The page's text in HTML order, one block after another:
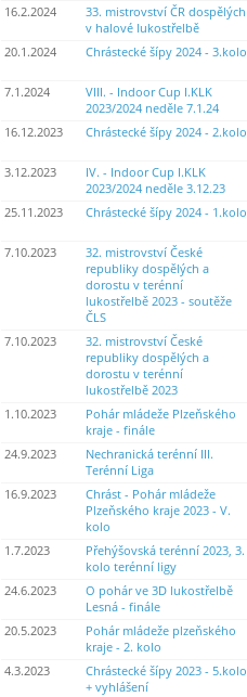
16.2.2024
33. mistrovství ČR dospělých
v halové lukostřelbě
20.1.2024 Chrástecké šípy 2024 - 3.kolo
7.1.2024
VIII. - Indoor Cup I.KLK
2023/2024 neděle 7.1.24
16.12.2023 Chrástecké šípy 2024 - 2.kolo
3.12.2023
IV. - Indoor Cup I.KLK
2023/2024 neděle 3.12.23
25.11.2023 Chrástecké šípy 2024 - 1.kolo
7.10.2023
32. mistrovství České
republiky dospělých a
dorostu v terénní
lukostřelbě 2023 - soutěže
ČLS
7.10.2023
32. mistrovství České
republiky dospělých a
dorostu v terénní
lukostřelbě 2023
1.10.2023
Pohár mládeže Plzeňského
kraje - finále
24.9.2023
Nechranická terénní III.
Terénní Liga
16.9.2023
Chrást - Pohár mládeže
Plzeňského kraje 2023 - V.
kolo
1.7.2023
Přehýšovská terénní 2023, 3.
kolo terénní ligy
24.6.2023
O pohár ve 3D lukostřelbě
Lesná - finále
20.5.2023
Pohár mládeže plzeňského
kraje - 2. kolo
4.3.2023
Chrástecké šípy 2023 - 5.kolo
+ vyhlášení